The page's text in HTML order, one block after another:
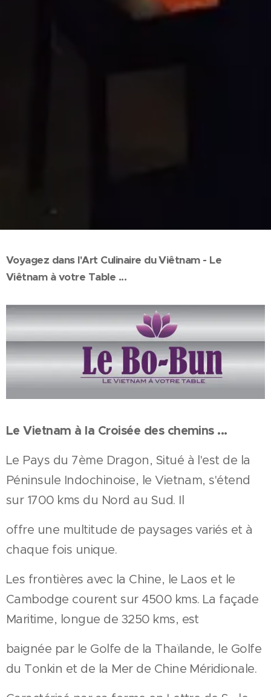
Voyagez dans l'Art Culinaire du Viêtnam - Le
Viêtnam à votre Table ...
Le Vietnam à la Croisée des chemins ...
Le Pays du 7ème Dragon, Situé à l'est de la
Péninsule Indochinoise, le Vietnam, s'étend
sur 1700 kms du Nord au Sud. Il
offre une multitude de paysages variés et à
chaque fois unique.
Les frontières avec la Chine, le Laos et le
Cambodge courent sur 4500 kms. La façade
Maritime, longue de 3250 kms, est
baignée par le Golfe de la Thaïlande, le Golfe
du Tonkin et de la Mer de Chine Méridionale.